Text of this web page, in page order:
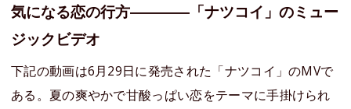
気になる恋の行方――――「ナツコイ」のミュー
ジックビデオ
下記の動画は6月29日に発売された「ナツコイ」のMVで
ある。夏の爽やかで甘酸っぱい恋をテーマに手掛けられ